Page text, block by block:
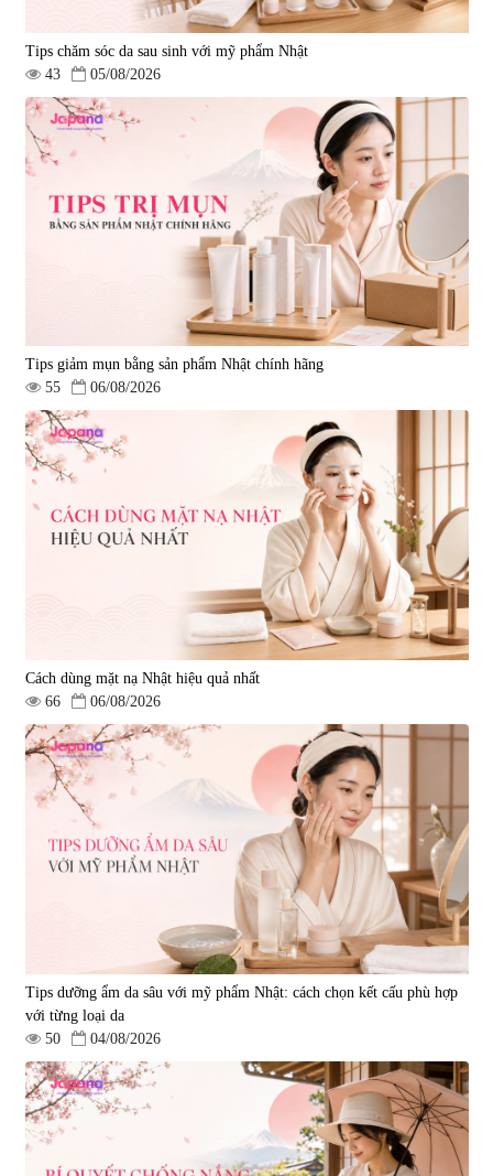
Tips chăm sóc da sau sinh với mỹ phẩm Nhật
43
05/08/2026
Tips giảm mụn bằng sản phẩm Nhật chính hãng
55
06/08/2026
Cách dùng mặt nạ Nhật hiệu quả nhất
66
06/08/2026
Tips dưỡng ẩm da sâu với mỹ phẩm Nhật: cách chọn kết cấu phù hợp
với từng loại da
50
04/08/2026